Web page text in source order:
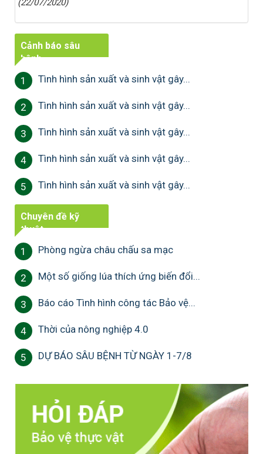
(22/07/2020)
Cảnh báo sâu
bệnh
1 Tình hình sản xuất và sinh vật gây...
2 Tình hình sản xuất và sinh vật gây...
3 Tình hình sản xuất và sinh vật gây...
4 Tình hình sản xuất và sinh vật gây...
5 Tình hình sản xuất và sinh vật gây...
Chuyên đề kỹ
thuật
1 Phòng ngừa châu chấu sa mạc
2 Một số giống lúa thích ứng biến đổi...
3 Báo cáo Tình hình công tác Bảo vệ...
4 Thời của nông nghiệp 4.0
5 DỰ BÁO SÂU BỆNH TỪ NGÀY 1-7/8